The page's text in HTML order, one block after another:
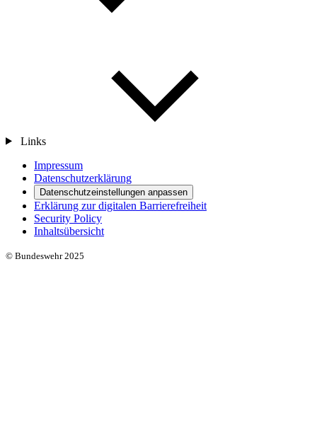
Links
Impressum
Datenschutzerklärung
Datenschutzeinstellungen anpassen
Erklärung zur digitalen Barrierefreiheit
Security Policy
Inhaltsübersicht
© Bundeswehr 2025